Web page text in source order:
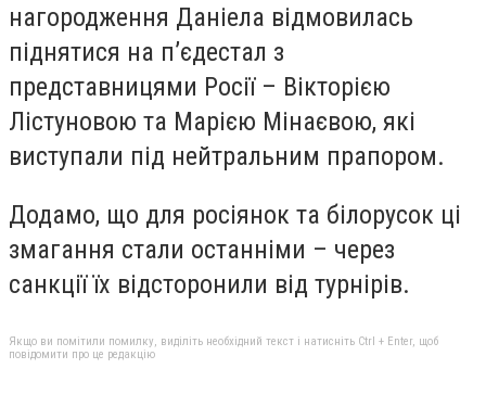
нагородження Даніела відмовилась
піднятися на п’єдестал з
представницями Росії – Вікторією
Лістуновою та Марією Мінаєвою, які
виступали під нейтральним прапором.
Додамо, що для росіянок та білорусок ці
змагання стали останніми – через
санкції їх відсторонили від турнірів.
Якщо ви помітили помилку, виділіть необхідний текст і натисніть Ctrl + Enter, щоб
повідомити про це редакцію